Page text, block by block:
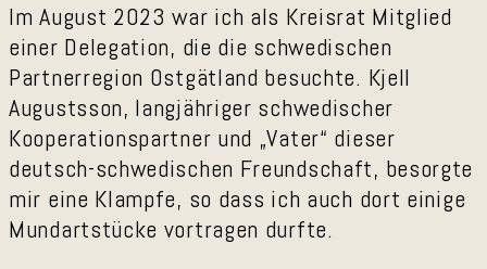
Im August 2023 war ich als Kreisrat Mitglied
einer Delegation, die die schwedischen
Partnerregion Ostgätland besuchte. Kjell
Augustsson, langjähriger schwedischer
Kooperationspartner und „Vater“ dieser
deutsch-schwedischen Freundschaft, besorgte
mir eine Klampfe, so dass ich auch dort einige
Mundartstücke vortragen durfte.